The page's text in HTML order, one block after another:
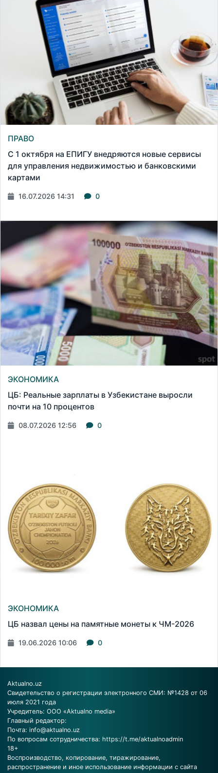
ПРАВО
С 1 октября на ЕПИГУ внедряются новые сервисы
для управления недвижимостью и банковскими
картами
16.07.2026 14:31 0
ЭКОНОМИКА
ЦБ: Реальные зарплаты в Узбекистане выросли
почти на 10 процентов
08.07.2026 12:56 0
ЭКОНОМИКА
ЦБ назвал цены на памятные монеты к ЧМ-2026
19.06.2026 10:06 0
Aktualno.uz
Свидетельство о регистрации электронного СМИ: №1428 от 06
июля 2021 года
Учредитель: ООО «Aktualno media»
Главный редактор:
Почта: info@aktualno.uz
По вопросам сотрудничества: https://t.me/aktualnoadmin
18+
Воспроизводство, копирование, тиражирование,
распространение и иное использование информации с сайта